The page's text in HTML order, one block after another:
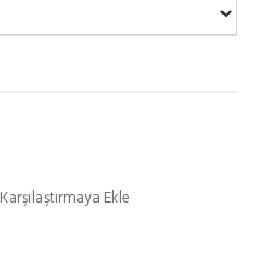
Karşılaştırmaya Ekle